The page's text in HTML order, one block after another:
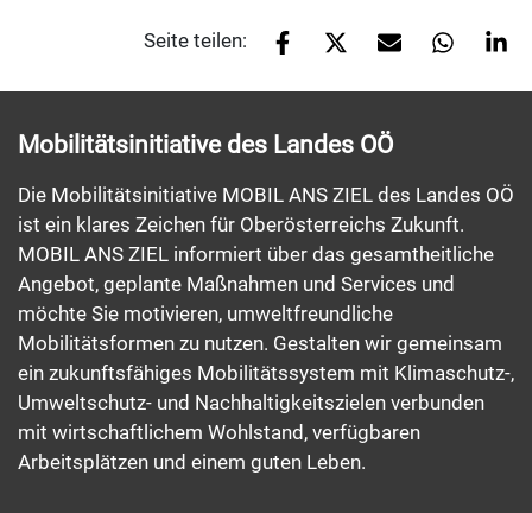
Seite teilen:
Mobilitätsinitiative des Landes OÖ
Die Mobilitätsinitiative MOBIL ANS ZIEL des Landes OÖ
ist ein klares Zeichen für Oberösterreichs Zukunft.
MOBIL ANS ZIEL informiert über das gesamtheitliche
Angebot, geplante Maßnahmen und Services und
möchte Sie motivieren, umweltfreundliche
Mobilitätsformen zu nutzen. Gestalten wir gemeinsam
ein zukunftsfähiges Mobilitätssystem mit Klimaschutz-,
Umweltschutz- und Nachhaltigkeitszielen verbunden
mit wirtschaftlichem Wohlstand, verfügbaren
Arbeitsplätzen und einem guten Leben.